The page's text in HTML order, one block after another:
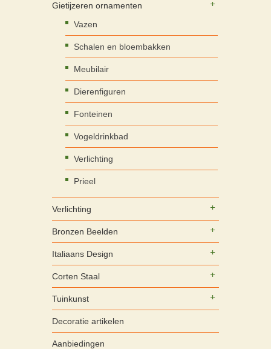
Gietijzeren ornamenten
Vazen
Schalen en bloembakken
Meubilair
Dierenfiguren
Fonteinen
Vogeldrinkbad
Verlichting
Prieel
Verlichting
Bronzen Beelden
Italiaans Design
Corten Staal
Tuinkunst
Decoratie artikelen
Aanbiedingen